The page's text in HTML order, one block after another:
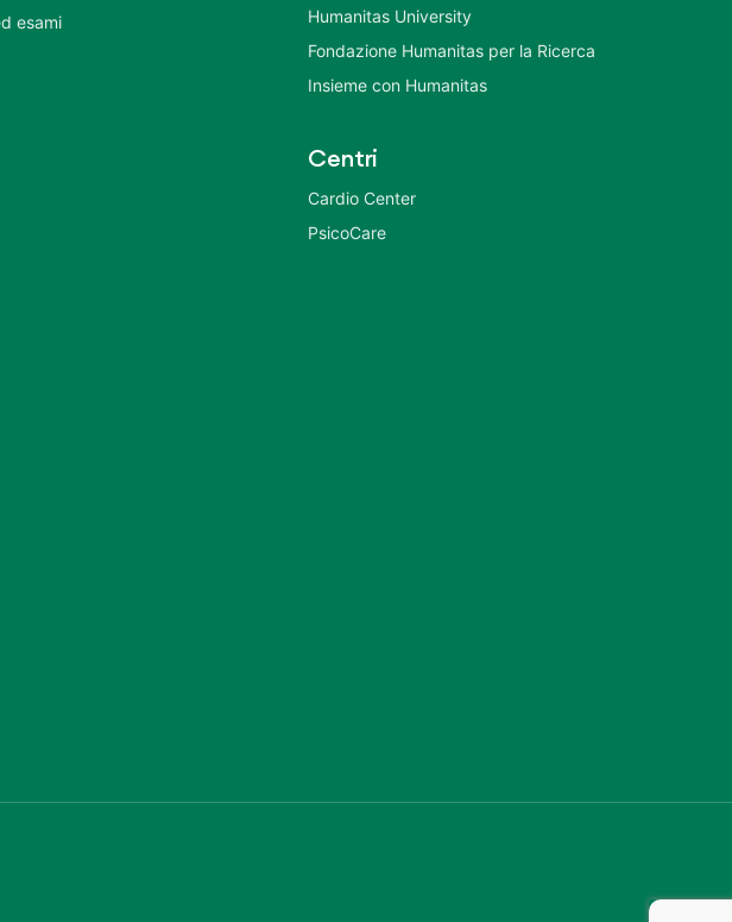
esami
Humanitas University
Fondazione Humanitas per la Ricerca
Insieme con Humanitas
Centri
Cardio Center
PsicoCare